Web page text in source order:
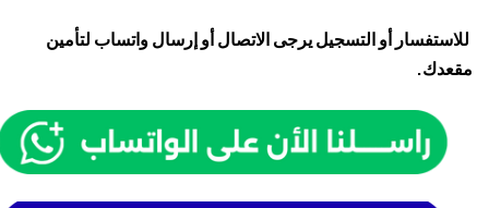
للاستفسار أو التسجيل يرجى الاتصال أو إرسال واتساب لتأمين
مقعدك.